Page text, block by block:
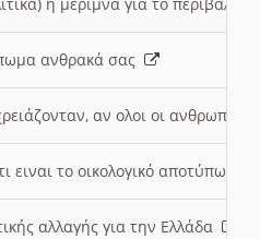
ανθρακά σας
αν ολοι οι ανθρωποι
ειναι το οικολογικό αποτύπωμα
αλλαγής για την Ελλάδα